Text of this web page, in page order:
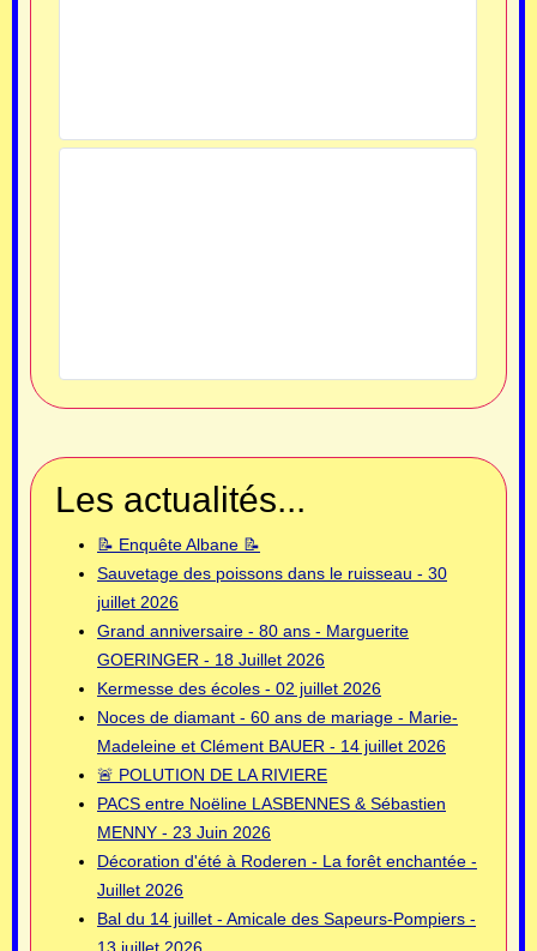
Les actualités...
📝 Enquête Albane 📝
Sauvetage des poissons dans le ruisseau - 30
juillet 2026
Grand anniversaire - 80 ans - Marguerite
GOERINGER - 18 Juillet 2026
Kermesse des écoles - 02 juillet 2026
Noces de diamant - 60 ans de mariage - Marie-
Madeleine et Clément BAUER - 14 juillet 2026
🚨 POLUTION DE LA RIVIERE
PACS entre Noëline LASBENNES & Sébastien
MENNY - 23 Juin 2026
Décoration d'été à Roderen - La forêt enchantée -
Juillet 2026
Bal du 14 juillet - Amicale des Sapeurs-Pompiers -